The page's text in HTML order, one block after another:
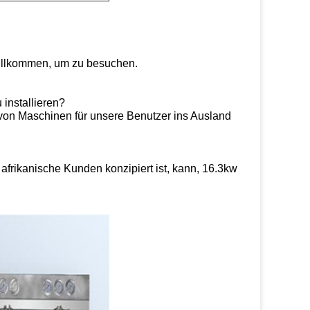
um zu besuchen.
installieren?
Maschinen für unsere Benutzer ins Ausland
Kunden konzipiert ist, kann, 16.3kw